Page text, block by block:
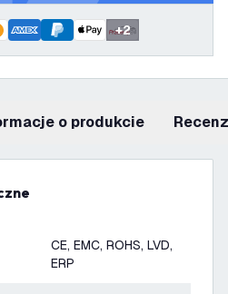
+2
o produkcie
CE, EMC, ROHS, LVD,
ERP